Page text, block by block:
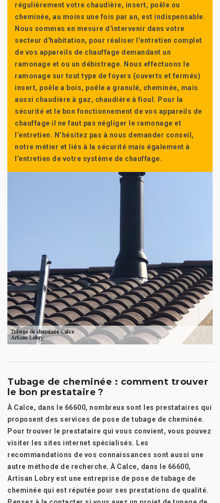
régulièrement votre chaudière, insert, poêle ou
cheminée, au moins une fois par an, est indispensable.
Nous sommes en mesure d'intervenir dans votre
secteur d'habitation, pour réaliser l'entretien complet
de vos appareils de chauffage demandant un
ramonage et ou un débistrage. Nous effectuons le
ramonage sur tout type de foyers (ouverts et fermés)
insert, poêle a bois, poêle a granulé, cheminée, mais
aussi chaudière à gaz, chaudière à fioul. Pour la
sécurité et le bon fonctionnement de vos appareils de
chauffage il ne faut pas négliger le ramonage et
l’entretien. N’hésitez pas à nous demander conseil,
notre métier et liés à la sécurité mais également à
l’entretien de votre système de chauffage.
Tubage de cheminée : comment trouver
le bon prestataire ?
À Calce, dans le 66600, nombreux sont les prestataires qui
proposent des services de pose de tubage de cheminée.
Pour trouver le prestataire qui vous convient, vous pouvez
visiter les sites internet spécialisés. Les
recommandations de vos connaissances sont aussi une
autre méthode de recherche. À Calce, dans le 66600,
Artisan Lobry est une entreprise de pose de tubage de
cheminée qui est réputée pour ses prestations de qualité.